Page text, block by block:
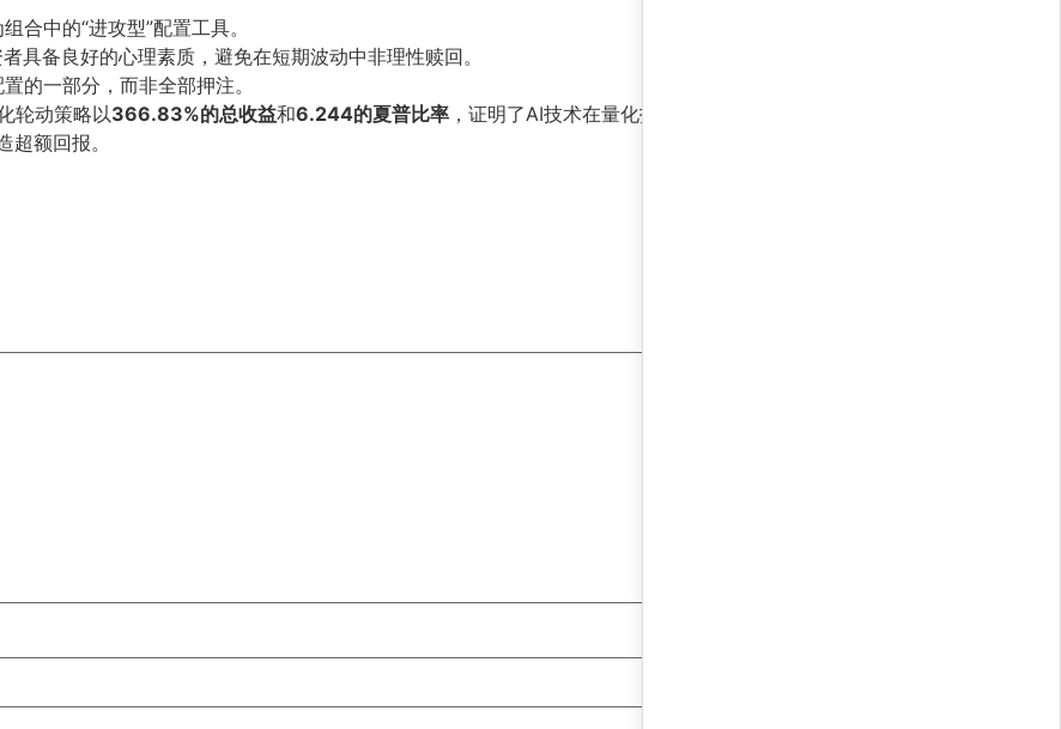
合中的“进攻型”配置工具。
具备良好的心理素质，避免在短期波动中非理性赎回。
的一部分，而非全部押注。
轮动策略以366.83%的总收益和6.244的夏普比率 ，证明了AI技术在量化投资领域的巨大潜力。未来，随着
额回报。